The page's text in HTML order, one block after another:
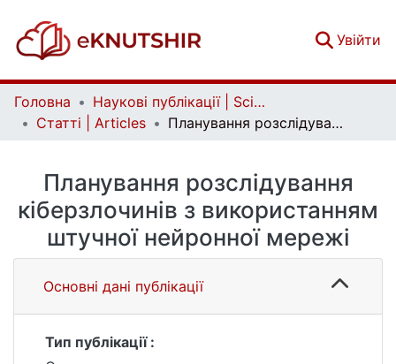
Увійти
Головна
Наукові публікації | Scientific publications
Статті | Articles
Планування розслідування кіберзлочинів з використанням штучної нейронної мережі
Планування розслідування
кіберзлочинів з використанням
штучної нейронної мережі
Основні дані публікації
Тип публікації :